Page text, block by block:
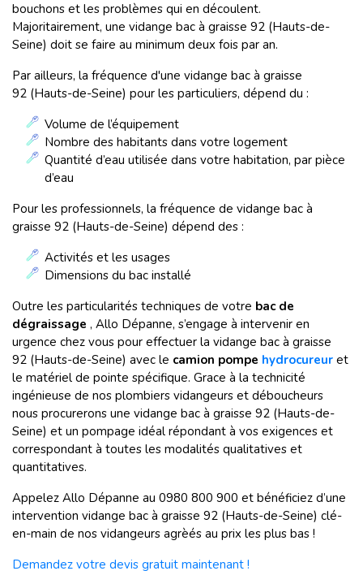
bouchons et les problèmes qui en découlent.
Majoritairement, une vidange bac à graisse 92 (Hauts-de-
Seine) doit se faire au minimum deux fois par an.
Par ailleurs, la fréquence d'une vidange bac à graisse
92 (Hauts-de-Seine) pour les particuliers, dépend du :
Volume de l’équipement
Nombre des habitants dans votre logement
Quantité d’eau utilisée dans votre habitation, par pièce
d’eau
Pour les professionnels, la fréquence de vidange bac à
graisse 92 (Hauts-de-Seine) dépend des :
Activités et les usages
Dimensions du bac installé
Outre les particularités techniques de votre bac de
dégraissage , Allo Dépanne, s’engage à intervenir en
urgence chez vous pour effectuer la vidange bac à graisse
92 (Hauts-de-Seine) avec le camion pompe hydrocureur et
le matériel de pointe spécifique. Grace à la technicité
ingénieuse de nos plombiers vidangeurs et déboucheurs
nous procurerons une vidange bac à graisse 92 (Hauts-de-
Seine) et un pompage idéal répondant à vos exigences et
correspondant à toutes les modalités qualitatives et
quantitatives.
Appelez Allo Dépanne au 0980 800 900 et bénéficiez d’une
intervention vidange bac à graisse 92 (Hauts-de-Seine) clé-
en-main de nos vidangeurs agrèés au prix les plus bas !
Demandez votre devis gratuit maintenant !